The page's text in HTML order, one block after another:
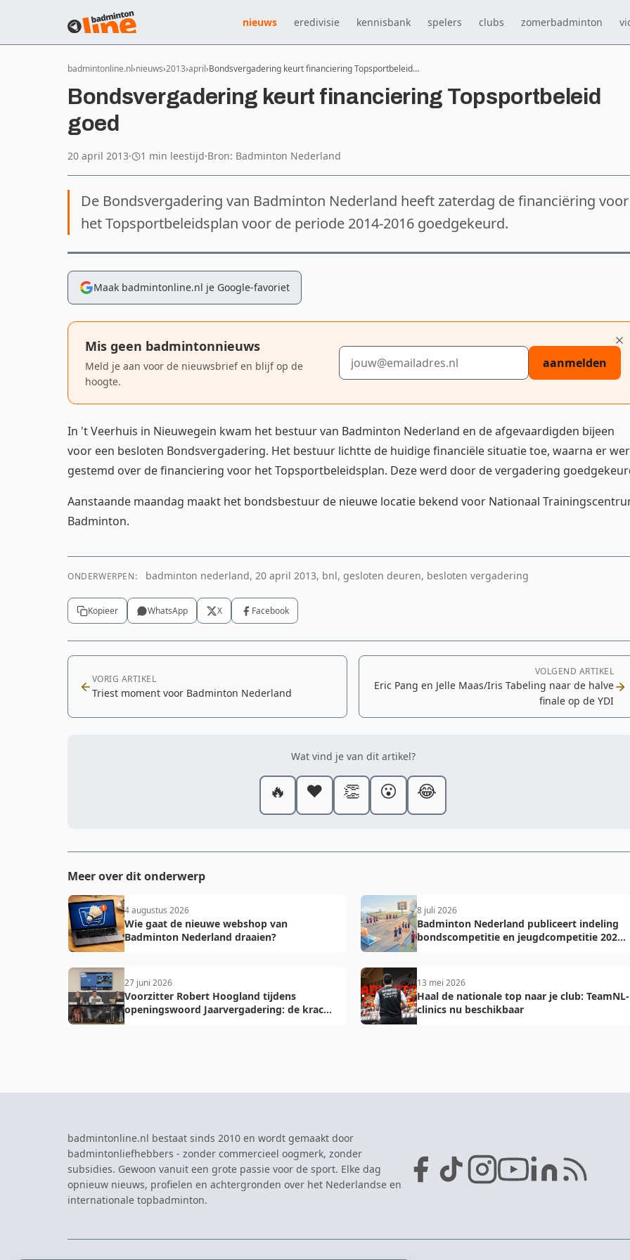
nieuws eredivisie kennisbank spelers clubs zomerbadminton
badmintonline.nl nieuws 2013 april Bondsvergadering keurt financiering Topsportbeleid…
Bondsvergadering keurt financiering Topsportbeleid
goed
20 april 2013· 1 min leestijd·Bron: Badminton Nederland
De Bondsvergadering van Badminton Nederland heeft zaterdag de financiëring voor
het Topsportbeleidsplan voor de periode 2014-2016 goedgekeurd.
Maak badmintonline.nl je Google-favoriet
Mis geen badmintonnieuws
Meld je aan voor de nieuwsbrief en blijf op de
hoogte.
E-mailadres
aanmelden
In 't Veerhuis in Nieuwegein kwam het bestuur van Badminton Nederland en de afgevaardigden bijeen
voor een besloten Bondsvergadering. Het bestuur lichtte de huidige financiële situatie toe, waarna er
gestemd over de financiering voor het Topsportbeleidsplan. Deze werd door de vergadering
Aanstaande maandag maakt het bondsbestuur de nieuwe locatie bekend voor Nationaal
Badminton.
ONDERWERPEN: badminton nederland, 20 april 2013, bnl, gesloten deuren, besloten vergadering
Kopieer WhatsApp X Facebook
VORIG ARTIKEL
Triest moment voor Badminton Nederland
VOLGEND ARTIKEL
Eric Pang en Jelle Maas/Iris Tabeling naar de halve
finale op de YDI
Wat vind je van dit artikel?
🔥 ❤️ 👏 😮 😂
Meer over dit onderwerp
4 augustus 2026
Wie gaat de nieuwe webshop van
Badminton Nederland draaien?
8 juli 2026
Badminton Nederland publiceert indeling
bondscompetitie en jeugdcompetitie 2026-
27 juni 2026
Voorzitter Robert Hoogland tijdens
openingswoord Jaarvergadering: de kracht
13 mei 2026
Haal de nationale top naar je club: TeamNL-
clinics nu beschikbaar
badmintonline.nl bestaat sinds 2010 en wordt gemaakt door
badmintonliefhebbers - zonder commercieel oogmerk, zonder
subsidies. Gewoon vanuit een grote passie voor de sport. Elke dag
opnieuw nieuws, profielen en achtergronden over het Nederlandse en
internationale topbadminton.